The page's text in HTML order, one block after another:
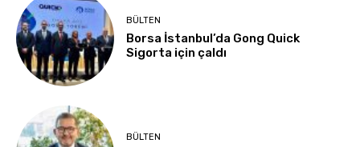
BÜLTEN
Borsa İstanbul’da Gong Quick
Sigorta için çaldı
BÜLTEN